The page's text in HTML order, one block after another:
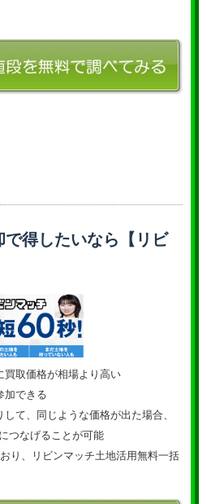
で得したいなら【リビ
取価格が相場より高い
加できる
て、同じような価格が出た場合、
つなげることが可能
り、リビンマッチ土地活用無料一括